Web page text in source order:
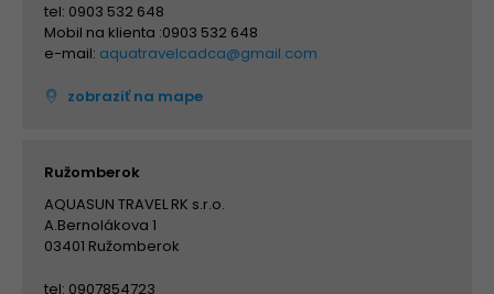
tel: 0903 532 648
Mobil na klienta :0903 532 648
e-mail: aquatravelcadca@gmail.com
zobraziť na mape
Ružomberok
AQUASUN TRAVEL RK s.r.o.
A.Bernolákova 1
03401 Ružomberok
tel: 0907854723